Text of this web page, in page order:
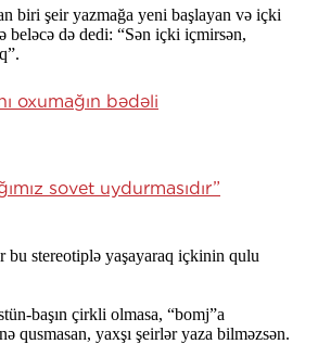
biri şeir yazmağa yeni başlayan və içki
beləcə də dedi: “Sən içki içmirsən,
oxumağın bədəli
sovet uydurmasıdır”
bu stereotiplə yaşayaraq içkinin qulu
başın çirkli olmasa, “bomj”a
qusmasan, yaxşı şeirlər yaza bilməzsən.